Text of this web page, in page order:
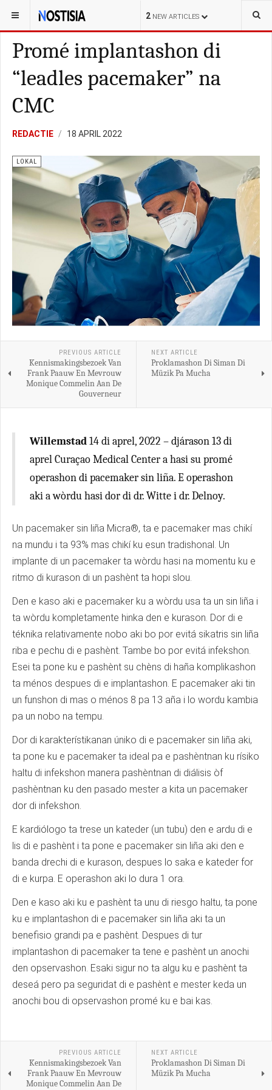
2 NEW ARTICLES
YOU ARE HERE: CURAÇAO LOKAL
Promé implantashon di
“leadles pacemaker” na
CMC
REDACTIE 18 APRIL 2022
LOKAL
PREVIOUS ARTICLE
Kennismakingsbezoek Van
Frank Paauw En Mevrouw
Monique Commelin Aan De
Gouverneur
NEXT ARTICLE
Proklamashon Di Siman Di
Müzik Pa Mucha
Willemstad14 di aprel, 2022 – djárason 13 di
aprel Curaçao Medical Center a hasi su promé
operashon di pacemaker sin liña. E operashon
aki a wòrdu hasi dor di dr. Witte i dr. Delnoy.
Un pacemaker sin liña Micra®, ta e pacemaker mas chikí
na mundu i ta 93% mas chikí ku esun tradishonal. Un
implante di un pacemaker ta wòrdu hasi na momentu ku e
ritmo di kurason di un pashènt ta hopi slou.
Den e kaso aki e pacemaker ku a wòrdu usa ta un sin liña i
ta wòrdu kompletamente hinka den e kurason. Dor di e
téknika relativamente nobo aki bo por evitá sikatris sin liña
riba e pechu di e pashènt. Tambe bo por evitá infekshon.
Esei ta pone ku e pashènt su chèns di haña komplikashon
ta ménos despues di e implantashon. E pacemaker aki tin
un funshon di mas o ménos 8 pa 13 aña i lo wordu kambia
pa un nobo na tempu.
Dor di karakterístikanan úniko di e pacemaker sin liña aki,
ta pone ku e pacemaker ta ideal pa e pashèntnan ku rísiko
haltu di infekshon manera pashèntnan di diálisis òf
pashèntnan ku den pasado mester a kita un pacemaker
dor di infekshon.
E kardiólogo ta trese un kateder (un tubu) den e ardu di e
lis di e pashènt i ta pone e pacemaker sin liña aki den e
banda drechi di e kurason, despues lo saka e kateder for
di e kurpa. E operashon aki lo dura 1 ora.
Den e kaso aki ku e pashènt ta unu di riesgo haltu, ta pone
ku e implantashon di e pacemaker sin liña aki ta un
benefisio grandi pa e pashènt. Despues di tur
implantashon di pacemaker ta tene e pashènt un anochi
den opservashon. Esaki sigur no ta algu ku e pashènt ta
deseá pero pa seguridat di e pashènt e mester keda un
anochi bou di opservashon promé ku e bai kas.
PREVIOUS ARTICLE
Kennismakingsbezoek Van
Frank Paauw En Mevrouw
Monique Commelin Aan De
NEXT ARTICLE
Proklamashon Di Siman Di
Müzik Pa Mucha